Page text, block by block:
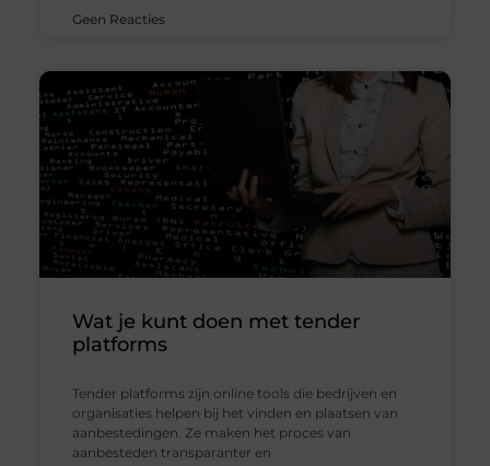
Geen Reacties
Wat je kunt doen met tender
platforms
Tender platforms zijn online tools die bedrijven en
organisaties helpen bij het vinden en plaatsen van
aanbestedingen. Ze maken het proces van
aanbesteden transparanter en